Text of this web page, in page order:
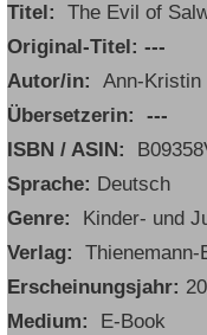
Titel:The Evil of
Original-Titel: ---
Autor/in:Ann-Kristin
Übersetzerin: ---
ISBN / ASIN: ‎
Sprache: Deutsch
Genre:
Kinder- und
Verlag:Thienemann-
Erscheinungsjahr:
Medium:
E-Book